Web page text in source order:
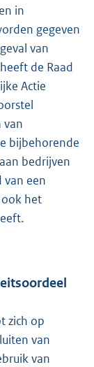
in
gegeven
van
de Raad
Actie
van
bijbehorende
bedrijven
van een
ook het
zich op
van
van